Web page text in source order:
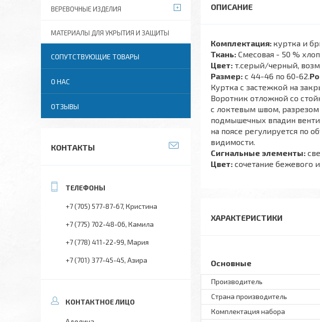
Комплектация: куртка и
Ткань: Смесовая - 50 %
Цвет: т.серый/черный,
Размер: с 44-46 по 60-62.
Куртка с застежкой на
Воротник отложной со
с локтевым швом, разрезом
подмышечных впадин
на поясе регулируется по
видимости.
Сигнальные элементы:
Цвет: сочетание бежевого
ХАРАКТЕРИСТИКИ
Основные
Производитель
Страна производитель
Комплектация набора
ВЕРЕВОЧНЫЕ ИЗДЕЛИЯ
МАТЕРИАЛЫ ДЛЯ УКРЫТИЯ И ЗАЩИТЫ
СОПУТСТВУЮЩИЕ ТОВАРЫ
О НАС
ОТЗЫВЫ
КОНТАКТЫ
+7 (705) 577-87-67 Кристина
+7 (775) 702-48-06 Камила
+7 (778) 411-22-99 Мария
+7 (701) 377-45-45 Азира